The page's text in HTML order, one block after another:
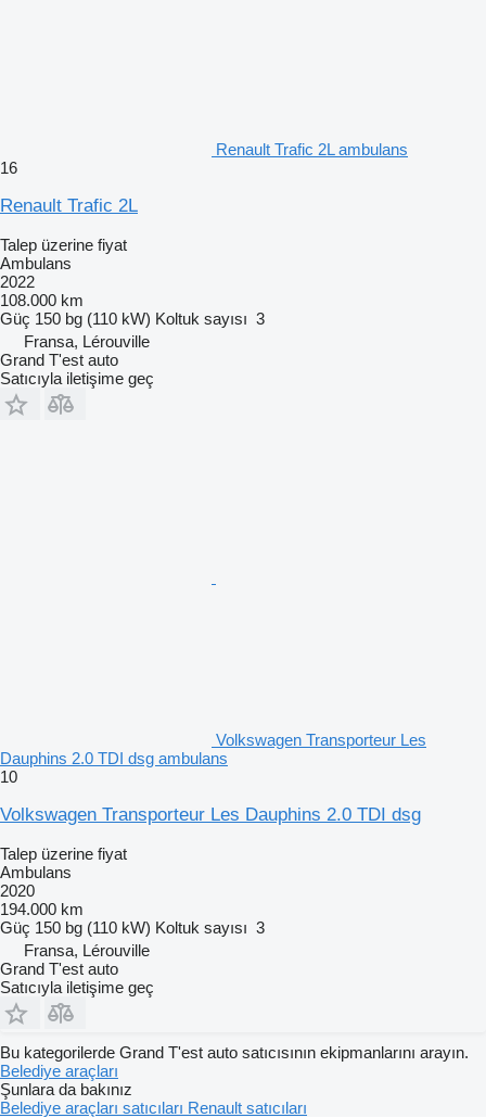
Renault Trafic 2L ambulans
16
Renault Trafic 2L
Talep üzerine fiyat
Ambulans
2022
108.000 km
Güç 150 bg (110 kW) Koltuk sayısı 3
Fransa, Lérouville
Grand T'est auto
Satıcıyla iletişime geç
Volkswagen Transporteur Les
Dauphins 2.0 TDI dsg ambulans
10
Volkswagen Transporteur Les Dauphins 2.0 TDI dsg
Talep üzerine fiyat
Ambulans
2020
194.000 km
Güç 150 bg (110 kW) Koltuk sayısı 3
Fransa, Lérouville
Grand T'est auto
Satıcıyla iletişime geç
Bu kategorilerde Grand T'est auto satıcısının ekipmanlarını arayın.
Belediye araçları
Şunlara da bakınız
Belediye araçları satıcıları Renault satıcıları